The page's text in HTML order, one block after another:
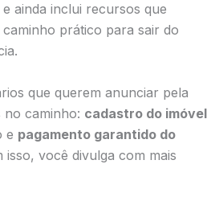
ainda inclui recursos que
prático para sair do
que querem anunciar pela
caminho: cadastro do imóvel
e pagamento garantido do
isso, você divulga com mais